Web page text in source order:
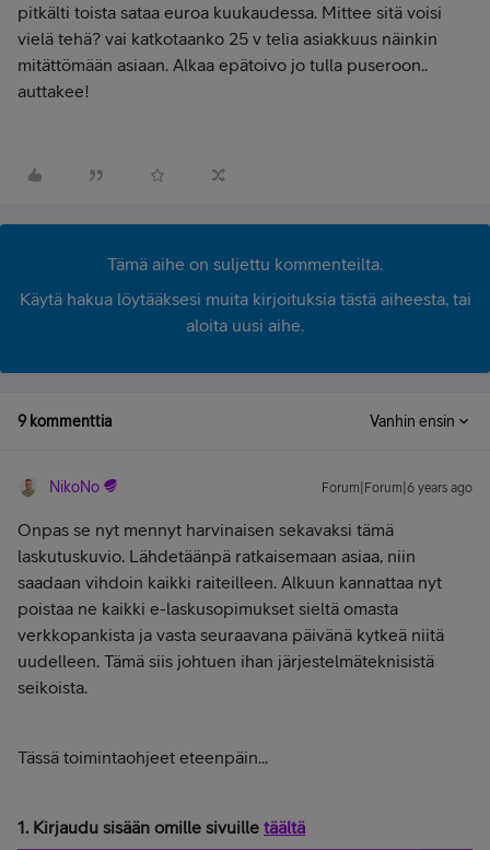
pitkälti toista sataa euroa kuukaudessa. Mittee sitä voisi
vielä tehä? vai katkotaanko 25 v telia asiakkuus näinkin
mitättömään asiaan. Alkaa epätoivo jo tulla puseroon..
auttakee!
Tämä aihe on suljettu kommenteilta.
Käytä hakua löytääksesi muita kirjoituksia tästä aiheesta, tai
aloita uusi aihe.
9 kommenttia Vanhin ensin
NikoNo Forum|Forum|6 years ago
Onpas se nyt mennyt harvinaisen sekavaksi tämä
laskutuskuvio. Lähdetäänpä ratkaisemaan asiaa, niin
saadaan vihdoin kaikki raiteilleen. Alkuun kannattaa nyt
poistaa ne kaikki e-laskusopimukset sieltä omasta
verkkopankista ja vasta seuraavana päivänä kytkeä niitä
uudelleen. Tämä siis johtuen ihan järjestelmäteknisistä
seikoista.
Tässä toimintaohjeet eteenpäin...
1. Kirjaudu sisään omille sivuille täältä